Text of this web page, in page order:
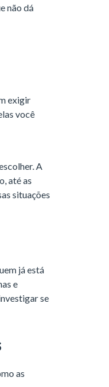
não dá
exigir
você
A
até as
situações
já está
e
se
as